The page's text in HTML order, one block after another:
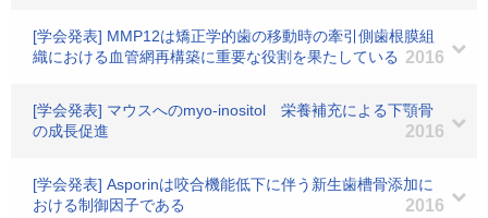
[学会発表] MMP12は矯正学的歯の移動時の牽引側歯根膜組
織における血管網再構築に重要な役割を果たしている 2016
[学会発表] マウスへのmyo-inositol 栄養補充による下顎骨
の成長促進
2016
[学会発表] Asporinは咬合機能低下に伴う新生歯槽骨添加に
おける制御因子である
2016